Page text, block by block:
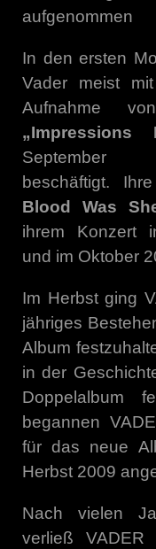
aufgenommen
In den ersten
Vader meist
Aufnahme
„Impressions
September
beschäftigt.
Blood Was
ihrem Konzert
und im Oktober
Im Herbst ging
jähriges
Album
in der
Doppelalbum
begannen
für das neue
Herbst 2009
Nach vielen
verließ